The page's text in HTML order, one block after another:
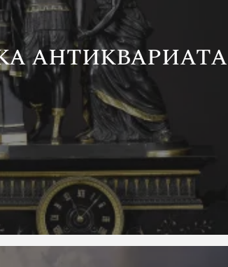
АНТИКВАРИАТА